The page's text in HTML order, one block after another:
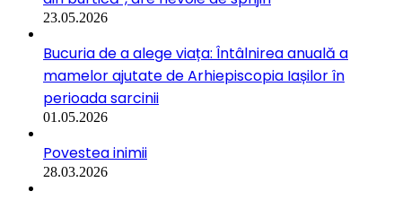
23.05.2026
Bucuria de a alege viața: Întâlnirea anuală a
mamelor ajutate de Arhiepiscopia Iașilor în
perioada sarcinii
01.05.2026
Povestea inimii
28.03.2026